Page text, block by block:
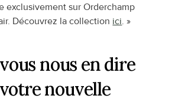
exclusivement sur Orderchamp
Découvrez la collection ici. »
nous en dire
nouvelle